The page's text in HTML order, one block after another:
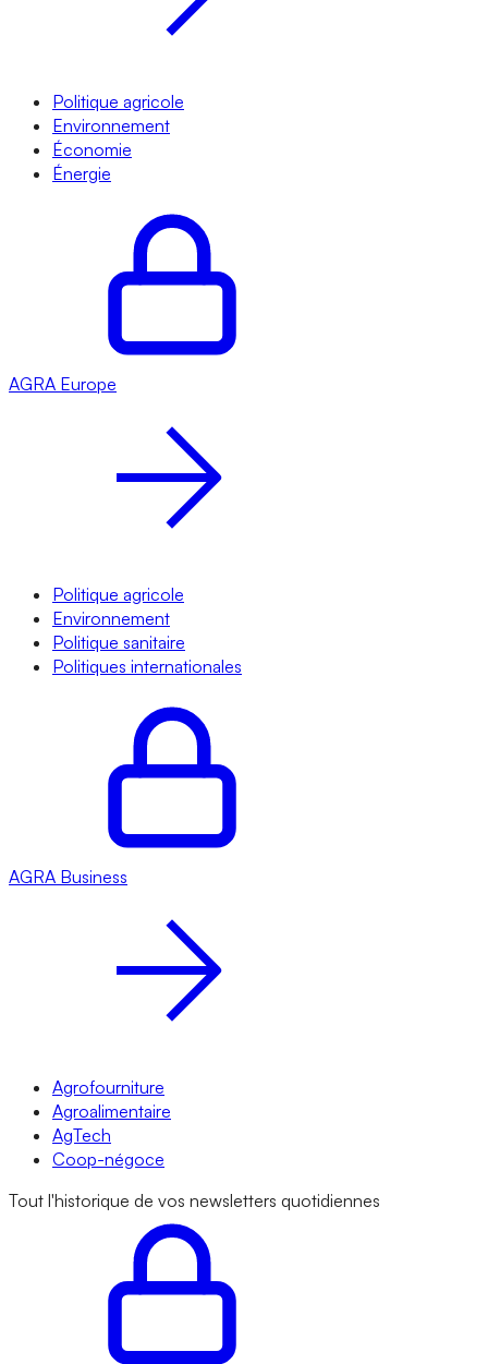
Politique agricole
Environnement
Économie
Énergie
AGRA Europe
Politique agricole
Environnement
Politique sanitaire
Politiques internationales
AGRA Business
Agrofourniture
Agroalimentaire
AgTech
Coop-négoce
Tout l'historique de vos newsletters quotidiennes